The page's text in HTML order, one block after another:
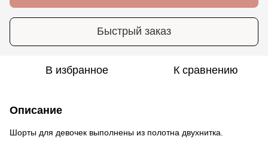
Быстрый заказ
В избранное К сравнению
Описание
Шорты для девочек выполнены из полотна двухнитка.